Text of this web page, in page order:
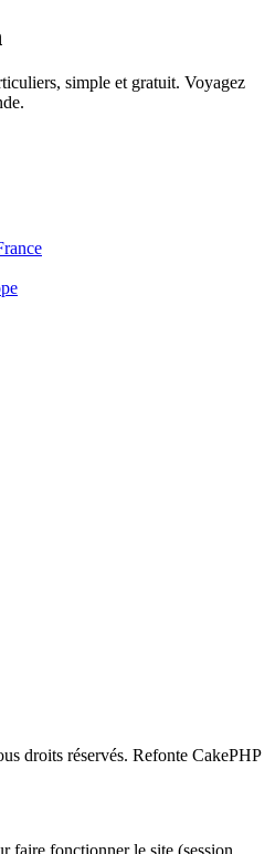
simple et gratuit. Voyagez
droits réservés. Refonte CakePHP
faire fonctionner le site (session,